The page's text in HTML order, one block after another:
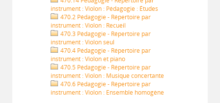
instrument : Violon : Pédagogie : Études
470.2 Pédagogie - Répertoire par
instrument : Violon : Recueil
470.3 Pédagogie - Répertoire par
instrument : Violon seul
470.4 Pédagogie - Répertoire par
instrument : Violon et piano
470.5 Pédagogie - Répertoire par
instrument : Violon : Musique concertante
470.6 Pédagogie - Répertoire par
instrument : Violon : Ensemble homogène